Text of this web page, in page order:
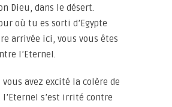
Dieu, dans le désert.
où tu es sorti d’Egypte
arrivée ici, vous vous êtes
l’Eternel.
vous avez excité la colère de
l’Eternel s’est irrité contre